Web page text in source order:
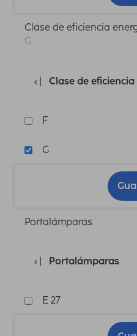
Clase de eficiencia
G
Clase de
F
G
Portalámparas
Portalámparas
E 27